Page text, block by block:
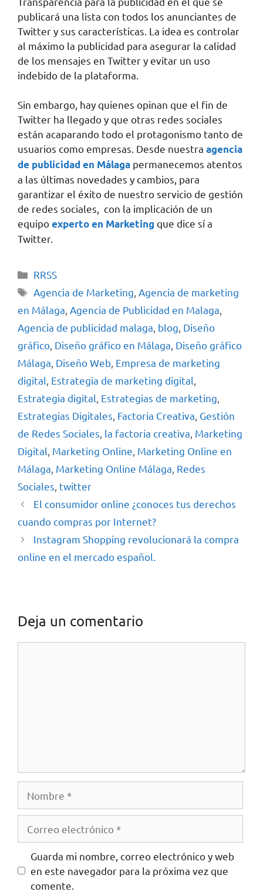
publicará una lista con todos los anunciantes de
Twitter y sus características. La idea es controlar
al máximo la publicidad para asegurar la calidad
de los mensajes en Twitter y evitar un uso
indebido de la plataforma.
Sin embargo, hay quienes opinan que el fin de
Twitter ha llegado y que otras redes sociales
están acaparando todo el protagonismo tanto de
usuarios como empresas. Desde nuestra agencia
de publicidad en Málaga permanecemos atentos
a las últimas novedades y cambios, para
garantizar el éxito de nuestro servicio de gestión
de redes sociales, con la implicación de un
equipoexperto en Marketing que dice sí a
Twitter.
RRSS
Agencia de Marketing Agencia de marketing
en Málaga Agencia de Publicidad en Malaga
Agencia de publicidad malaga blog Diseño
gráfico Diseño gráfico en Málaga Diseño gráfico
Málaga Diseño Web Empresa de marketing
digital Estrategia de marketing digital
Estrategia digital Estrategias de marketing
Estrategias Digitales Factoria Creativa Gestión
de Redes Sociales la factoria creativa Marketing
Digital Marketing Online Marketing Online en
Málaga Marketing Online Málaga Redes
Sociales twitter
El consumidor online ¿conoces tus derechos
cuando compras por Internet?
Instagram Shopping revolucionará la compra
online en el mercado español.
Deja un comentario
Guarda mi nombre, correo electrónico y web
en este navegador para la próxima vez que
comente.